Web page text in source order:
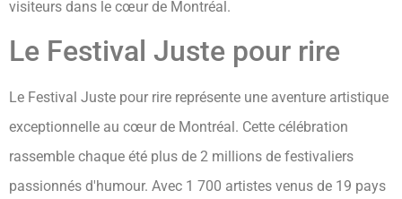
visiteurs dans le cœur de Montréal.
Le Festival Juste pour rire
Le Festival Juste pour rire représente une aventure artistique
exceptionnelle au cœur de Montréal. Cette célébration
rassemble chaque été plus de 2 millions de festivaliers
passionnés d'humour. Avec 1 700 artistes venus de 19 pays